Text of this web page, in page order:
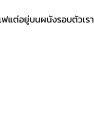
ฟแต่อยู่บนผนังรอบตัวเร